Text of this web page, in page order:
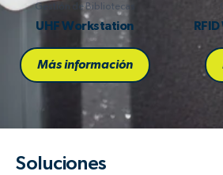
Gestión de Bibliotecas
UHF Workstation
Más información
Soluciones